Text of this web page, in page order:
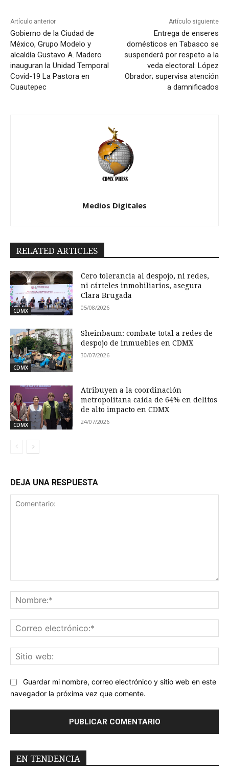
Artículo anterior
Gobierno de la Ciudad de
México, Grupo Modelo y
alcaldía Gustavo A. Madero
inauguran la Unidad Temporal
Covid-19 La Pastora en
Cuautepec
Artículo siguiente
Entrega de enseres
domésticos en Tabasco se
suspenderá por respeto a la
veda electoral: López
Obrador; supervisa atención
a damnificados
Medios Digitales
RELATED ARTICLES
CDMX
Cero tolerancia al despojo, ni redes,
ni cárteles inmobiliarios, asegura
Clara Brugada
05/08/2026
CDMX
Sheinbaum: combate total a redes de
despojo de inmuebles en CDMX
30/07/2026
CDMX
Atribuyen a la coordinación
metropolitana caída de 64% en delitos
de alto impacto en CDMX
24/07/2026
DEJA UNA RESPUESTA
Guardar mi nombre, correo electrónico y sitio web en este
navegador la próxima vez que comente.
EN TENDENCIA